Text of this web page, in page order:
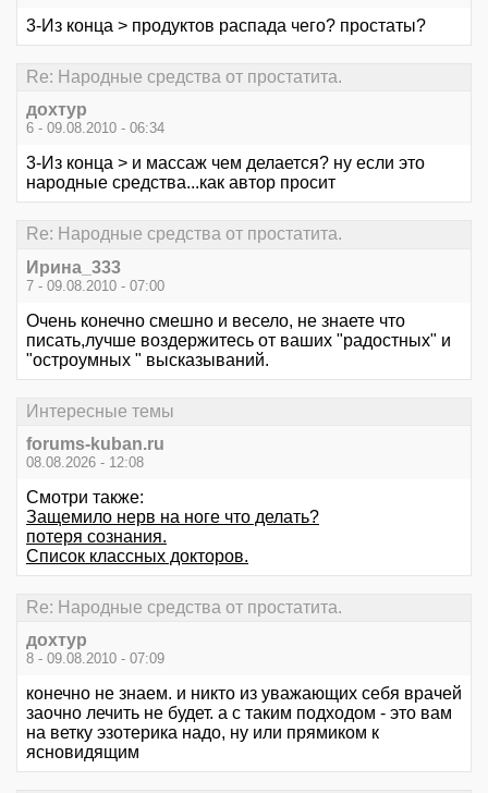
3-Из конца > продуктов распада чего? простаты?
Re: Народные средства от простатита.
дохтур
6 - 09.08.2010 - 06:34
3-Из конца > и массаж чем делается? ну если это
народные средства...как автор просит
Re: Народные средства от простатита.
Ирина_333
7 - 09.08.2010 - 07:00
Очень конечно смешно и весело, не знаете что
писать,лучше воздержитесь от ваших "радостных" и
"остроумных " высказываний.
Интересные темы
forums-kuban.ru
08.08.2026 - 12:08
Смотри также:
Защемило нерв на ноге что делать?
потеря сознания.
Список классных докторов.
Re: Народные средства от простатита.
дохтур
8 - 09.08.2010 - 07:09
конечно не знаем. и никто из уважающих себя врачей
заочно лечить не будет. а с таким подходом - это вам
на ветку эзотерика надо, ну или прямиком к
ясновидящим